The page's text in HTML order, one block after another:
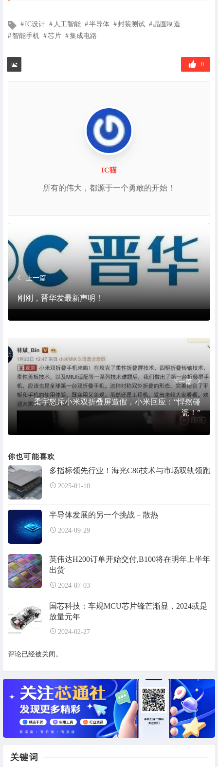
文
章
标
IC设计 人工智能 半导体 封装测试
晶圆制造
智能手机
芯片 集成电路
0
IC猫
所有的伟大，都源于一个勇敢的开始！
上一篇
刚刚，晋华发最新声明！
下一篇
柔宇怒斥小米双折叠屏造假，小米回应：“悍然碰
瓷！”
你也可能喜欢
多指标领先行业！海光C86技术与市场双轨领跑
2025-01-10
半导体发展的另一个挑战 – 散热
2024-09-29
英伟达H200订单开始交付,B100将在明年上半年
出货
2024-07-03
国芯科技：车规MCU芯片锋芒渐显，2024或是
放量元年
2024-02-27
评论已经被关闭。
关键词